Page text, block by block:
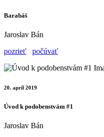
Barabáš
Jaroslav Bán
pozrieť
počúvať
20. apríl 2019
Úvod k podobenstvám #1
Jaroslav Bán